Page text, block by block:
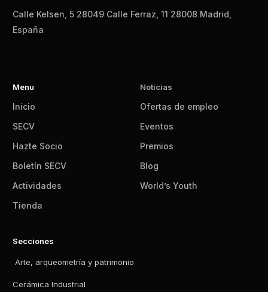
Calle Kelsen, 5 28049 Calle Ferraz, 11 28008 Madrid,
España
Menu
Inicio
SECV
Hazte Socio
Boletín SECV
Actividades
Tienda
Noticias
Ofertas de empleo
Eventos
Premios
Blog
World’s Youth
Secciones
Arte, arqueometría y patrimonio
Cerámica Industrial